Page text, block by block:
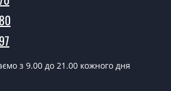
дверей Виченца - від 1600 грн.
встановити двері
Виченца?
з 9.00 до 21.00 кожного дня